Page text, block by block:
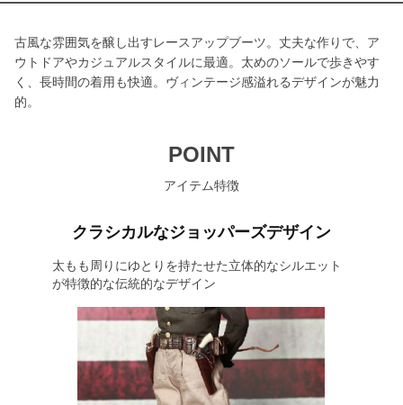
古風な雰囲気を醸し出すレースアップブーツ。丈夫な作りで、ア
ウトドアやカジュアルスタイルに最適。太めのソールで歩きやす
く、長時間の着用も快適。ヴィンテージ感溢れるデザインが魅力
的。
POINT
アイテム特徴
クラシカルなジョッパーズデザイン
太もも周りにゆとりを持たせた立体的なシルエット
が特徴的な伝統的なデザイン